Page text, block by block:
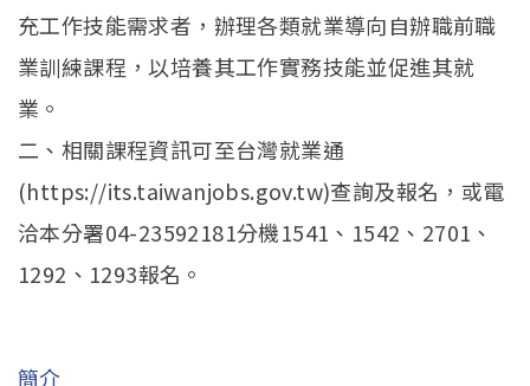
充工作技能需求者，辦理各類就業導向自辦職前職
業訓練課程，以培養其工作實務技能並促進其就
業。
二、相關課程資訊可至台灣就業通
(https://its.taiwanjobs.gov.tw)查詢及報名，或電
洽本分署04-23592181分機1541、1542、2701、
1292、1293報名。
簡介